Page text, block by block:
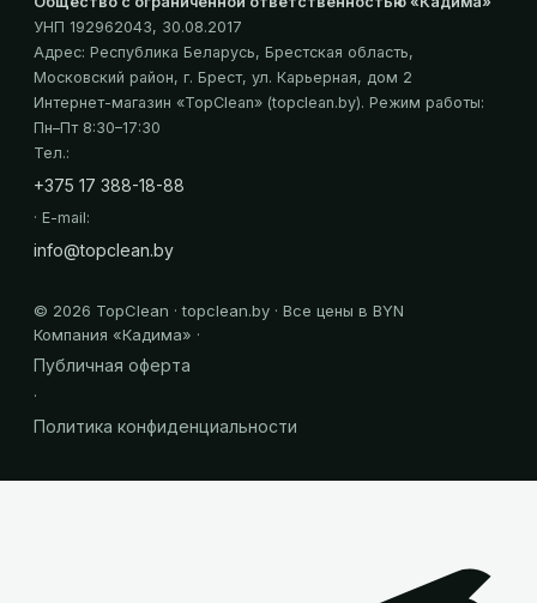
УНП 192962043, 30.08.2017
Адрес: Республика Беларусь, Брестская область,
Московский район, г. Брест, ул. Карьерная, дом 2
Интернет-магазин «TopClean» (topclean.by). Режим работы:
Пн–Пт 8:30–17:30
Тел.:
+375 17 388-18-88
· E-mail:
info@topclean.by
© 2026 TopClean · topclean.by · Все цены в BYN
Компания «Кадима» ·
Публичная оферта
·
Политика конфиденциальности